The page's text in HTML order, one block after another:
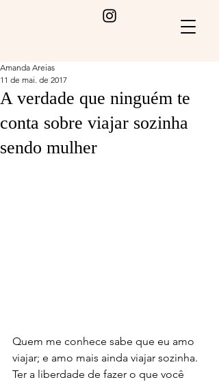
A verdade que ninguém te
conta sobre viajar sozinha
sendo mulher
Amanda Areias
11 de mai. de 2017
Quem me conhece sabe que eu amo
viajar; e amo mais ainda viajar sozinha.
Ter a liberdade de fazer o que você